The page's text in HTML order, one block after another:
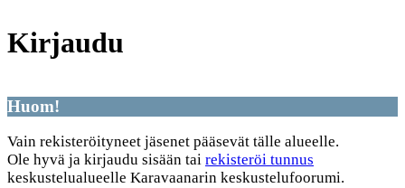
Kirjaudu
Huom!
Vain rekisteröityneet jäsenet pääsevät tälle alueelle.
Ole hyvä ja kirjaudu sisään tai rekisteröi tunnus
keskustelualueelle Karavaanarin keskustelufoorumi.